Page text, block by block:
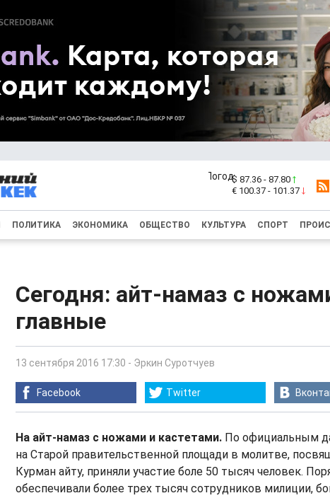
$ 87.36 - 87.80
€ 100.37 - 101.37
ПОЛИТИКА ЭКОНОМИКА ОБЩЕСТВО КУЛЬТУРА СПОРТ
Сегодня: айт-намаз с
главные
13 сентября 2016 17:30 - Эркин Суротчуев
Facebook Twitter
На айт-намаз с ножами и кастетами. По официальным
на Старой правительственной площади в молитве,
Курман айту, приняли участие боле 50 тысяч человек.
обеспечивали более трех тысяч сотрудников милиции,